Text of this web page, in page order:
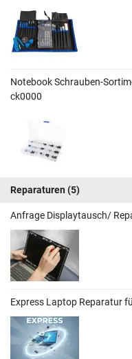
Notebook Schrauben-
ck0000
Reparaturen (5)
Anfrage Displaytausch/
Express Laptop Reparatur